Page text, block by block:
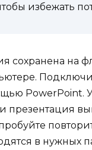
избежать
сохранена на
PowerPoint.
презентация
в нужных